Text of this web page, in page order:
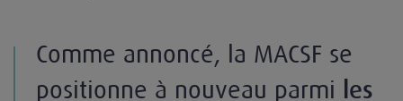
Comme annoncé, la MACSF se
positionne à nouveau parmi les